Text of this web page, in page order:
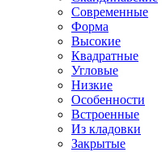
Современные
Форма
Высокие
Квадратные
Угловые
Низкие
Особенности
Встроенные
Из кладовки
Закрытые